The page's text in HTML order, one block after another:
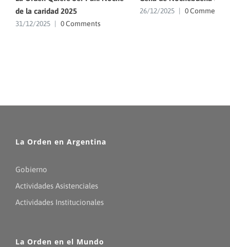
de la caridad 2025
31/12/2025 0 Comments
26/12/2025 0 Comments
La Orden en Argentina
Gobierno
Actividades Asistenciales
Actividades Institucionales
La Orden en el Mundo